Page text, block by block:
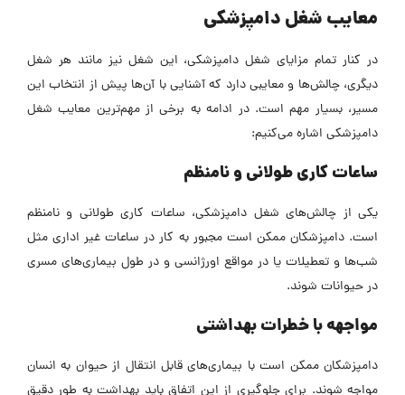
معایب شغل دامپزشکی
در کنار تمام مزایای شغل دامپزشکی، این شغل نیز مانند هر شغل
دیگری، چالش‌ها و معایبی دارد که آشنایی با آن‌ها پیش از انتخاب این
مسیر، بسیار مهم است. در ادامه به برخی از مهم‌ترین معایب شغل
دامپزشکی اشاره می‌کنیم:
ساعات کاری طولانی و نامنظم
یکی از چالش‌های شغل دامپزشکی، ساعات کاری طولانی و نامنظم
است. دامپزشکان ممکن است مجبور به کار در ساعات غیر اداری مثل
شب‌ها و تعطیلات یا در مواقع اورژانسی و در طول بیماری‌های مسری
در حیوانات شوند.
مواجهه با خطرات بهداشتی
دامپزشکان ممکن است با بیماری‌های قابل انتقال از حیوان به انسان
مواجه شوند. برای جلوگیری از این اتفاق باید بهداشت به طور دقیق